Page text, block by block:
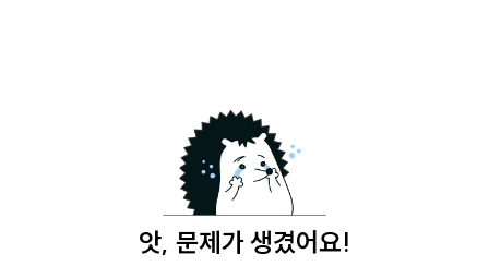
앗, 문제가 생겼어요!